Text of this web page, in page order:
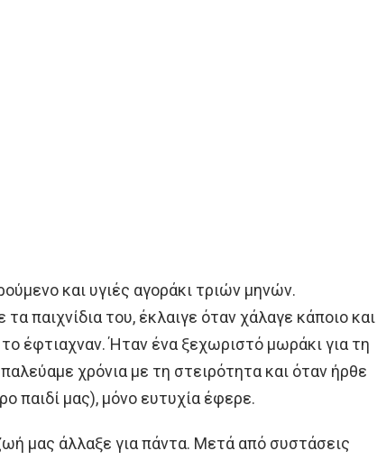
και υγιές αγοράκι τριών μηνών.
παιχνίδια του, έκλαιγε όταν χάλαγε κάποιο και
έφτιαχναν. Ήταν ένα ξεχωριστό μωράκι για τη
χρόνια με τη στειρότητα και όταν ήρθε
παιδί μας), μόνο ευτυχία έφερε.
μας άλλαξε για πάντα. Μετά από συστάσεις